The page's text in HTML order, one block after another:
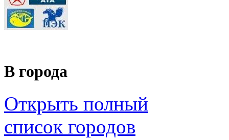
В города
Открыть полный
список городов